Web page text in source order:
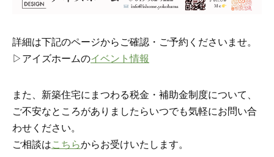
詳細は下記のページからご確認・ご予約くださいませ。
▷アイズホームのイベント情報
また、新築住宅にまつわる税金・補助金制度について、
ご不安なところがありましたらいつでも気軽にお問い合
わせください。
ご相談はこちらからお受けいたします。